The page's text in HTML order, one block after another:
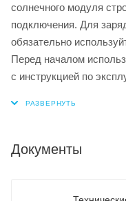
солнечного модуля
подключения. Для
обязательно
Перед началом
с инструкцией по
Документы